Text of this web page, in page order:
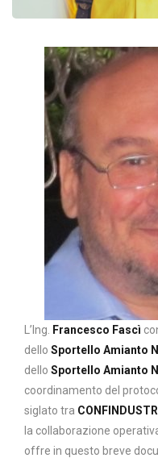
L’Ing. Francesco Fascì
dello Sportello Amianto
dello Sportello Amianto
coordinamento del
siglato tra
la collaborazione
offre in questo breve